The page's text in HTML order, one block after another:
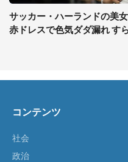
サッカー・ハーランドの美
赤ドレスで色気ダダ漏れ す
コンテンツ
社会
政治